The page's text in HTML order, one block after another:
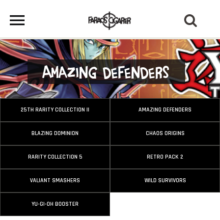
Amazing Defenders
25TH RARITY COLLECTION II AMAZING DEFENDERS
BLAZING DOMINION CHAOS ORIGINS
RARITY COLLECTION 5 RETRO PACK 2
VALIANT SMASHERS WILD SURVIVORS
YU-GI-OH BOOSTER